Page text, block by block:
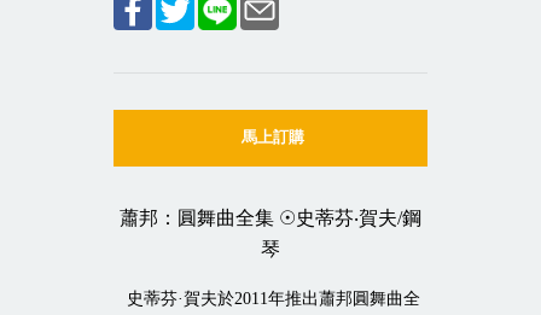
馬上訂購
蕭邦：圓舞曲全集 ☉史蒂芬‧賀夫/鋼
琴
史蒂芬·賀夫於2011年推出蕭邦圓舞曲全